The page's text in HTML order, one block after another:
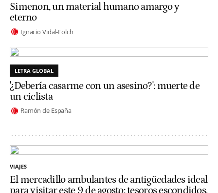
Simenon, un material humano amargo y
eterno
Ignacio Vidal-Folch
LETRA GLOBAL
'¿Debería casarme con un asesino?': muerte de
un ciclista
Ramón de España
VIAJES
El mercadillo ambulantes de antigüedades ideal